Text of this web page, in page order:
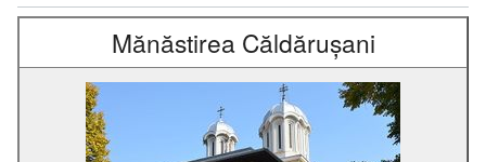
Mănăstirea Căldărușani